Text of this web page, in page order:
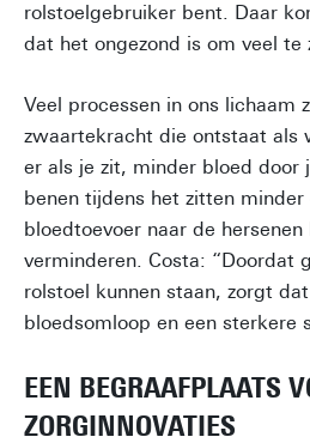
rolstoelgebruiker bent. Daar
dat het ongezond is om veel te
Veel processen in ons lichaam
zwaartekracht die ontstaat als
er als je zit, minder bloed door
benen tijdens het zitten
bloedtoevoer naar de
verminderen. Costa: “Doordat
rolstoel kunnen staan, zorgt
bloedsomloop en een sterkere
EEN BEGRAAFPLAATS
ZORGINNOVATIES